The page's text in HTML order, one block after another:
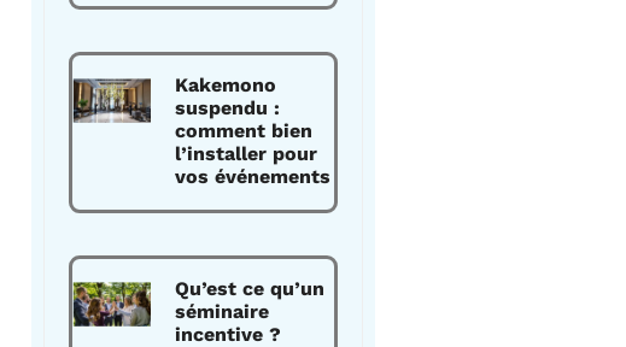
Kakemono
suspendu :
comment bien
l’installer pour
vos événements
Qu’est ce qu’un
séminaire
incentive ?